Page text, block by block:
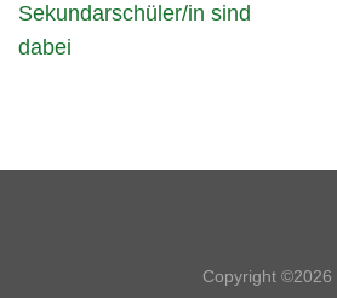
Sekundarschüler/in sind
dabei
Copyright ©2026